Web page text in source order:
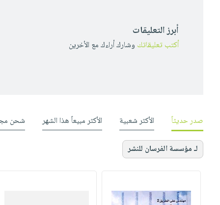
أبرز التعليقات
أكتب تعليقاتك وشارك أراءك مع الأخرين
صدر حديثاً الأكثر شعبية الأكثر مبيعاً هذا الشهر شحن
لـ مؤسسة الفرسان للنشر